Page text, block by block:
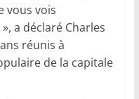
vous vois
a déclaré Charles
réunis à
de la capitale